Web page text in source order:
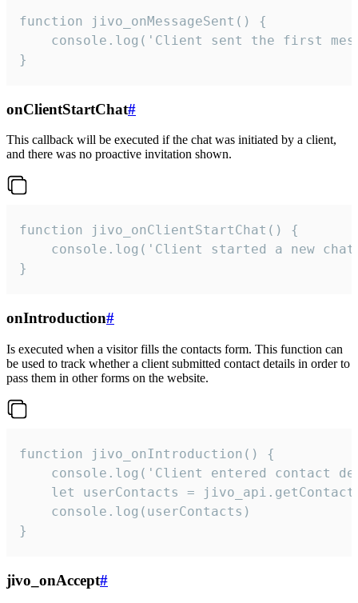
function jivo_onMessageSent() {
console.log('Client sent the first
}
onClientStartChat#
This callback will be executed if the chat was initiated by a client,
and there was no proactive invitation shown.
function jivo_onClientStartChat() {
console.log('Client started a new
}
onIntroduction#
Is executed when a visitor fills the contacts form. This function can
be used to track whether a client submitted contact details in order to
pass them in other forms on the website.
function jivo_onIntroduction() {
console.log('Client entered contact
let userContacts =
    console.log(userContacts)
}
jivo_onAccept#